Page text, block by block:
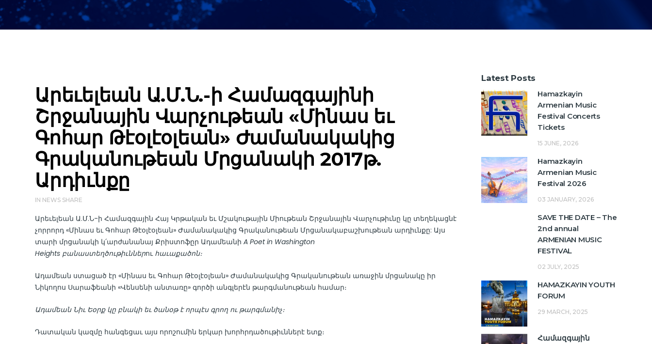
Արեւելեան Ա.Մ.Ն.-ի Համազգայինի
Շրջանային Վարչութեան «Մինաս եւ
Գոհար Թէօլէօլեան» Ժամանակակից
Գրականութեան Մրցանակի 2017թ.
Արդիւնքը
IN NEWS SHARE
Արեւելեան Ա.Մ.Ն-ի Համազգային Հայ Կրթական եւ Մշակութային Միութեան Շրջանային Վարչութիւնը կը տեղեկացնէ
չորրորդ «Մինաս եւ Գոհար Թէօլէօլեան» Ժամանակակից Գրականութեան Մրցանակաբաշխութեան արդիւնքը: Այս
տարի մրցանակի կ՛արժանանայ Քրիստոֆըր Ադամեանի A Poet in Washington
Heights բանաստեղծութիւններու հաւաքածոն։
Ադամեան ստացած էր «Մինաս եւ Գոհար Թէօլէօլեան» Ժամանակակից Գրականութեան առաջին մրցանակը իր
Նիկողոս Սարաֆեանի «Վենսենի անտառը» գործի անգլերէն թարգմանութեան համար։
Ադամեան Նիւ Եօրք կը բնակի եւ ծանօթ է որպէս գրող ու թարգմանիչ։
Դատական կազմը հանգեցաւ այս որոշումին երկար խորհրդածութիւններէ ետք։
Latest Posts
Hamazkayin
Armenian Music
Festival Concerts
Tickets
15 JUNE, 2026
Hamazkayin
Armenian Music
Festival 2026
03 JANUARY, 2026
SAVE THE DATE – The
2nd annual
ARMENIAN MUSIC
FESTIVAL
02 JULY, 2025
HAMAZKAYIN YOUTH
FORUM
29 MARCH, 2025
Համազգային